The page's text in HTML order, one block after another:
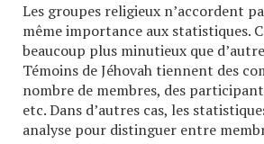
Les groupes religieux n’accordent
même importance aux statistiques.
beaucoup plus minutieux que
Témoins de Jéhovah tiennent des
nombre de membres, des
etc. Dans d’autres cas, les
analyse pour distinguer entre